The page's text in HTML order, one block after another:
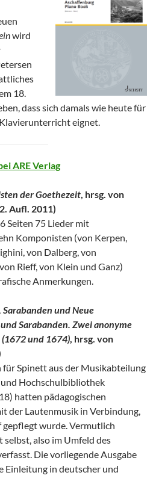
wird
18.
dass sich damals wie heute für
eignet.
ARE Verlag
der Goethezeit, hrsg. von
Aufl. 2011)
Seiten 75 Lieder mit
Komponisten (von Kerpen,
von Dalberg, von
Rieff, von Klein und Ganz)
Anmerkungen.
und Neue
Sarabanden. Zwei anonyme
und 1674), hrsg. von
für Spinett aus der Musikabteilung
Hochschulbibliothek
hatten pädagogischen
der Lautenmusik in Verbindung,
wurde. Vermutlich
also im Umfeld des
Die vorliegende Ausgabe
Einleitung in deutscher und